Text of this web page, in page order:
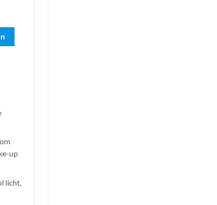
up
licht,